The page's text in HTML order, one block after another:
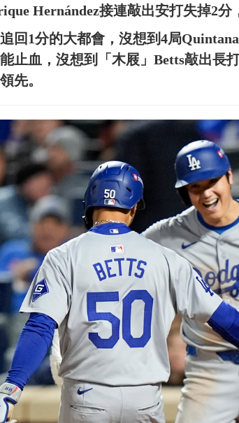
Hernández接連敲出安打失掉2分
回1分的大都會，沒想到4局
止血，沒想到「木屐」Betts敲出長
先。